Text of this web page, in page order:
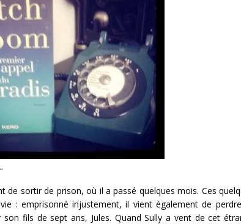
de sortir de prison, où il a passé quelques mois. Ces
: emprisonné injustement, il vient également de
fils de sept ans, Jules. Quand Sully a vent de cet